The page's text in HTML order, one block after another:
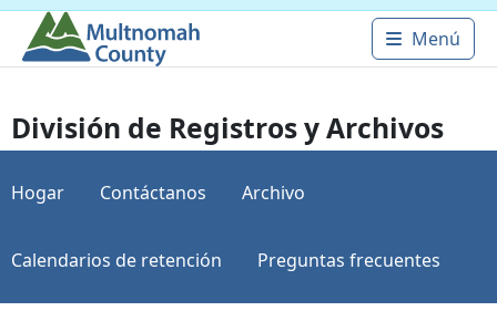
Main
Menú
División de Registros y Archivos
Hogar Contáctanos Archivo
Calendarios de retención Preguntas frecuentes